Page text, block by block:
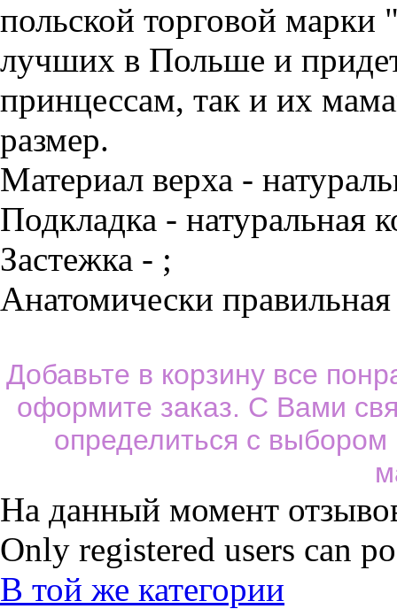
польской торговой марки
лучших в Польше и
принцессам, так и их
размер.
Материал верха -
Подкладка - натуральная
Застежка - ;
Анатомически
Добавьте в корзину все
оформите заказ. С Вами
определиться с
На данный момент
Only registered users can
В той же категории